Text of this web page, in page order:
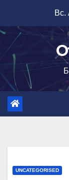
содержимому
Вс.
UNCATEGORISED